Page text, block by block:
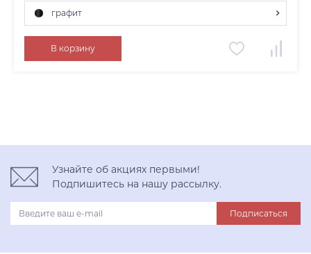
графит
графит
нержавеющая сталь
В корзину
Узнайте об акциях первыми!
Подпишитесь на нашу рассылку.
Подписаться